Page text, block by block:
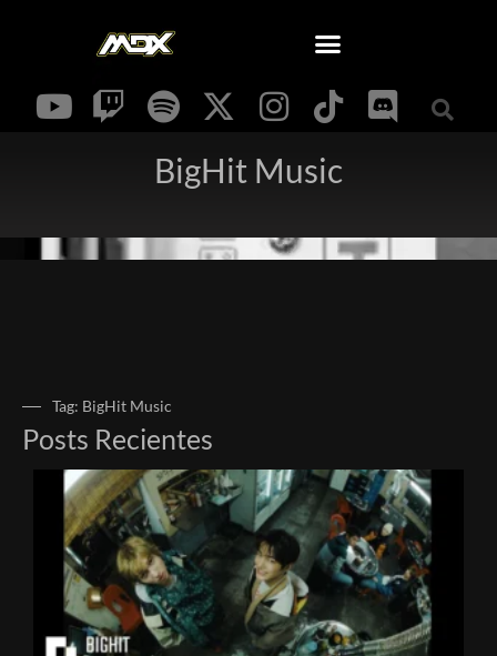
BigHit Music
Tag: BigHit Music
Posts Recientes